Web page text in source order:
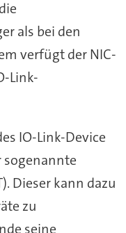
als bei den
verfügt der NIC-
Link-
IO-Link-Device
sogenannte
Dieser kann dazu
zu
seine